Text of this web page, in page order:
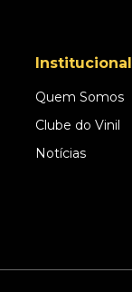
Institucional
Quem Somos
Clube do Vinil
Notícias